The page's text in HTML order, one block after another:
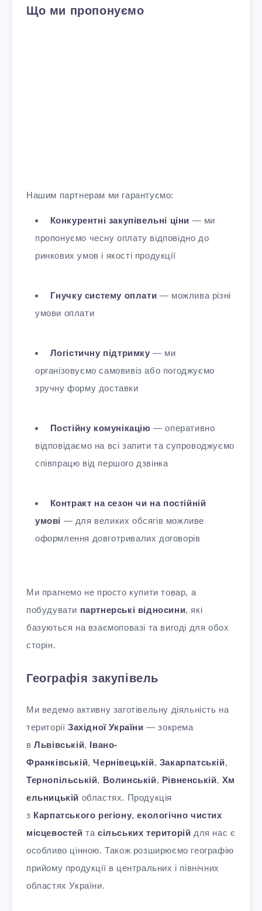
Що ми пропонуємо
Нашим партнерам ми гарантуємо:
Конкурентні закупівельні ціни — ми
пропонуємо чесну оплату відповідно до
ринкових умов і якості продукції
Гнучку систему оплати — можлива різні
умови оплати
Логістичну підтримку — ми
організовуємо самовивіз або погоджуємо
зручну форму доставки
Постійну комунікацію — оперативно
відповідаємо на всі запити та супроводжуємо
співпрацю від першого дзвінка
Контракт на сезон чи на постійній
умові — для великих обсягів можливе
оформлення довготривалих договорів
Ми прагнемо не просто купити товар, а
побудувати партнерські відносини, які
базуються на взаємоповазі та вигоді для обох
сторін.
Географія закупівель
Ми ведемо активну заготівельну діяльність на
території Західної України — зокрема
вЛьвівській, Івано-
Франківській,Чернівецькій, Закарпатській,
Тернопільській, Волинській, Рівненській, Хм
ельницькій областях. Продукція
з Карпатського регіону,екологічно чистих
місцевостей тасільських територій для нас є
особливо цінною. Також розширюємо географію
прийому продукції в центральних і північних
областях України.